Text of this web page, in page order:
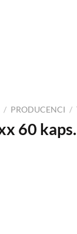
/ PRODUCENCI /
60 kaps.